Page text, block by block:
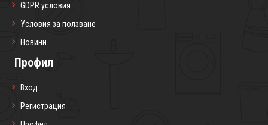
GDPR условия
Условия за ползване
Новини
Профил
Вход
Регистрация